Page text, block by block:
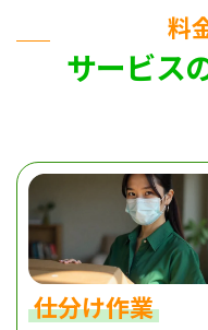
料
サービス
仕分け作業